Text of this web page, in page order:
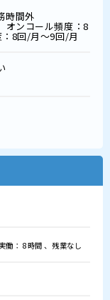
時間外
オンコール頻度：8
8回/月～9回/月
働： 8時間 、残業なし